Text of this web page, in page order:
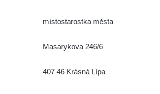
místostarostka města
Masarykova 246/6
407 46 Krásná Lípa